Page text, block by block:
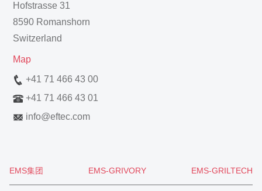
Hofstrasse 31
8590 Romanshorn
Switzerland
Map
+41 71 466 43 00
+41 71 466 43 01
info@eftec.com
EMS集团 EMS-GRIVORY EMS-GRILTECH